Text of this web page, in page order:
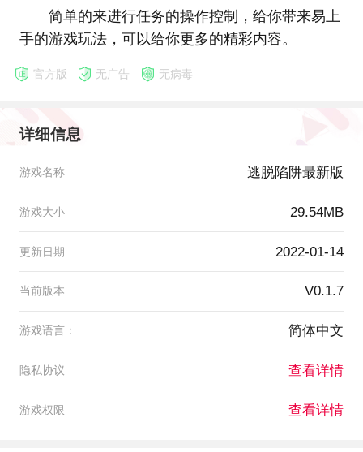
简单的来进行任务的操作控制，给你带来易上
手的游戏玩法，可以给你更多的精彩内容。
官方版 无广告 无病毒
详细信息
游戏名称 逃脱陷阱最新版
游戏大小 29.54MB
更新日期 2022-01-14
当前版本 V0.1.7
游戏语言： 简体中文
隐私协议 查看详情
游戏权限 查看详情